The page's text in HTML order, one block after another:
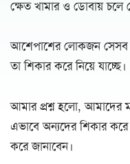
ক্ষেত খামার ও ডোবায় চলে
আশেপাশের লোকজন সেসব
তা শিকার করে নিয়ে যাচ্ছে।
আমার প্রশ্ন হলো, আমাদের
এভাবে অন্যদের শিকার
করে জানাবেন।